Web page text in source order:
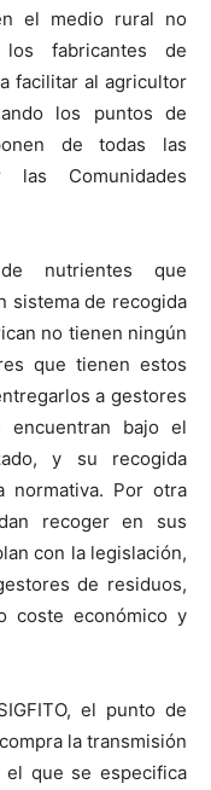
el medio rural no
los fabricantes de
facilitar al agricultor
los puntos de
de todas las
Comunidades
nutrientes que
sistema de recogida
no tienen ningún
que tienen estos
a gestores
bajo el
y su recogida
normativa. Por otra
recoger en sus
con la legislación,
de residuos,
coste económico y
el punto de
la transmisión
que se especifica